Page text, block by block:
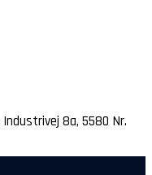
Industrivej 8a, 5580 Nr.